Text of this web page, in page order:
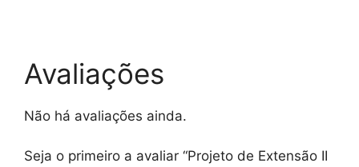
Avaliações
Não há avaliações ainda.
Seja o primeiro a avaliar “Projeto de Extensão II